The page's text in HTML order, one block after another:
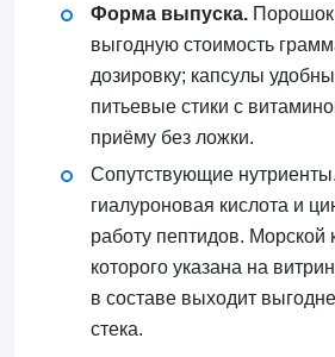
Форма выпуска.Порошок
выгодную стоимость
дозировку; капсулы
питьевые стики с
приёму без ложки.
Сопутствующие
гиалуроновая кислота и
работу пептидов. Морской
которого указана на
в составе выходит
стека.